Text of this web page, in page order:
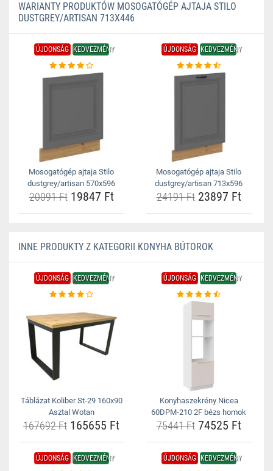
WARIANTY PRODUKTÓW MOSOGATÓGÉP AJTAJA STILO
DUSTGREY/ARTISAN 713X446
ÚJDONSÁG KEDVEZMÉNY
Mosogatógép ajtaja Stilo
dustgrey/artisan 570x596
20091 Ft19847 Ft
ÚJDONSÁG KEDVEZMÉNY
Mosogatógép ajtaja Stilo
dustgrey/artisan 713x596
24191 Ft23897 Ft
INNE PRODUKTY Z KATEGORII KONYHA BÚTOROK
ÚJDONSÁG KEDVEZMÉNY
Táblázat Koliber St-29 160x90
Asztal Wotan
167692 Ft 165655 Ft
ÚJDONSÁG KEDVEZMÉNY
Konyhaszekrény Nicea
60DPM-210 2F bézs homok
75441 Ft74525 Ft
ÚJDONSÁG KEDVEZMÉNY ÚJDONSÁG KEDVEZMÉNY